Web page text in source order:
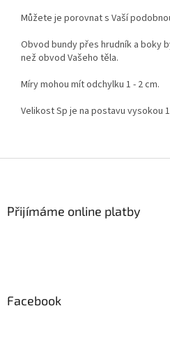
Můžete je porovnat s Vaší
Obvod bundy přes hrudník a boky
než obvod Vašeho těla.
Míry mohou mít odchylku 1 - 2 cm.
Velikost Sp je na postavu vysokou
Přijímáme online platby
Facebook